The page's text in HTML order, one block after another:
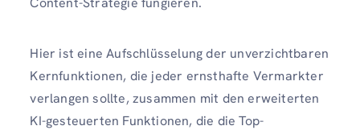
Hier ist eine Aufschlüsselung der unverzichtbaren
Kernfunktionen, die jeder ernsthafte Vermarkter
verlangen sollte, zusammen mit den erweiterten
KI-gesteuerten Funktionen, die die Top-